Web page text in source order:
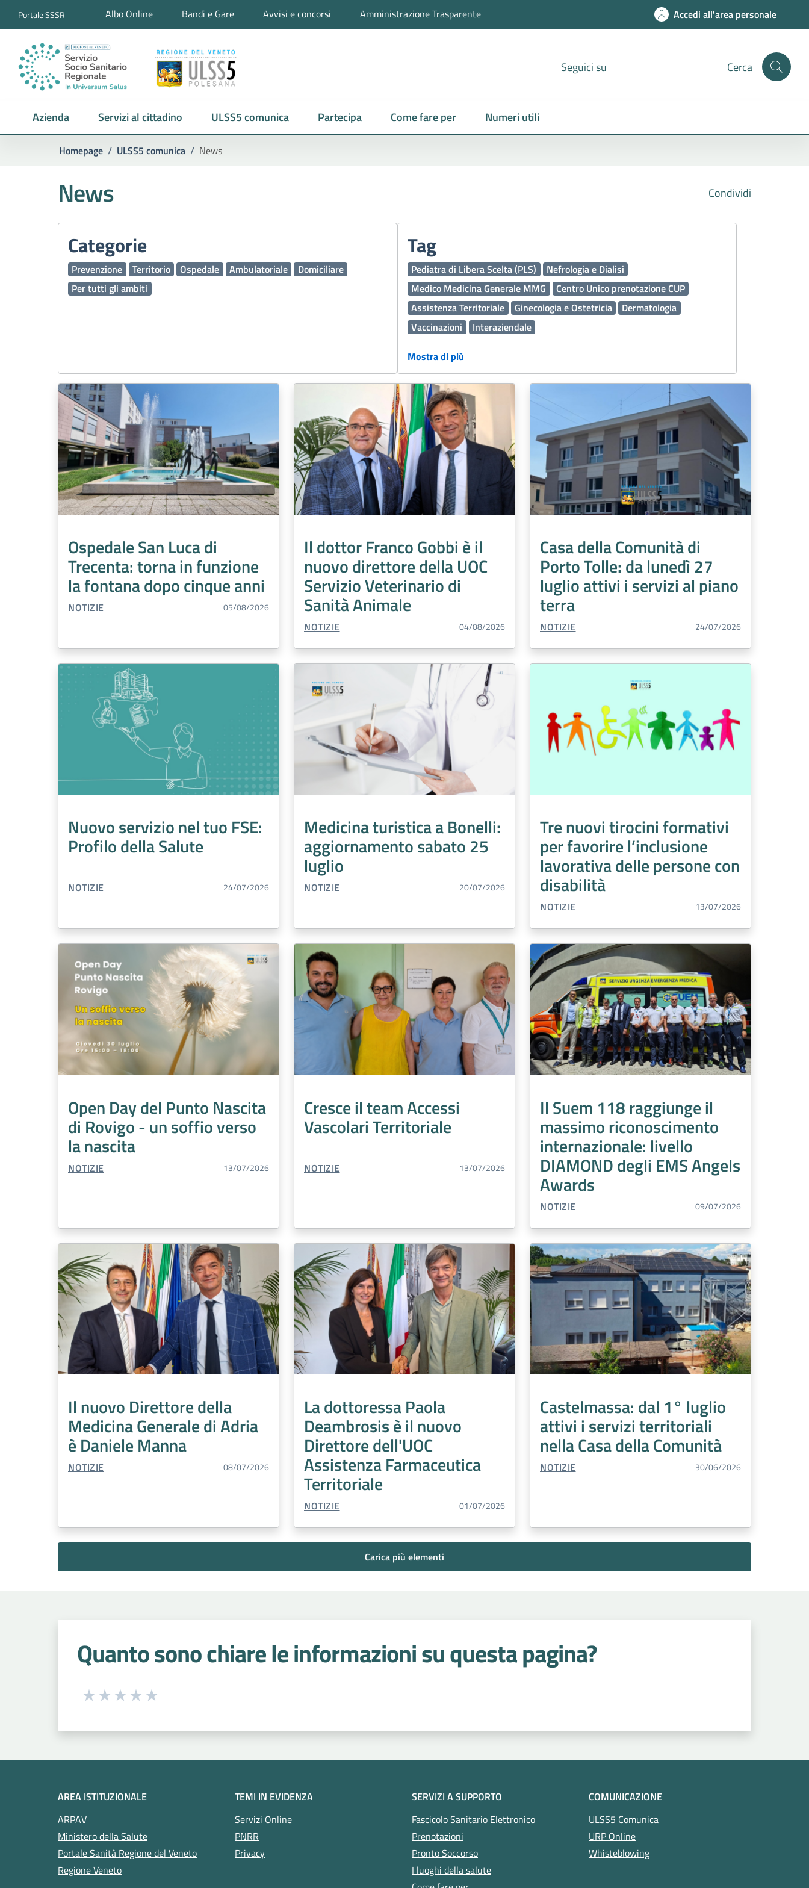
Portale SSSR Albo Online Bandi e Gare Avvisi e concorsi Amministrazione Trasparente Accedi all'area personale
Seguici su Cerca
Azienda Servizi al cittadino ULSS5 comunica Partecipa Come fare per Numeri utili
Homepage / ULSS5 comunica / News
Condividi
News
Categorie
Prevenzione Territorio Ospedale Ambulatoriale
Domiciliare
Per tutti gli ambiti
Tag
Pediatra di Libera Scelta (PLS)
Nefrologia e Dialisi
Medico Medicina Generale MMG
Centro Unico prenotazione CUP
Assistenza Territoriale
Ginecologia e Ostetricia
Dermatologia
Vaccinazioni
Interaziendale
Medicina Generale
Servizi Distrettuali
Operatori Socio Sanitari OSS
Continuità assistenziale ex Guardia Medica
Presidi Territoriali
Disabilità
Sport Igiene Alimenti Caldo
Prenotazioni
Fascicolo Sanitario Elettronico FSE
Medicina Trasfusionale
Inclusione
Oncologia
Edilizia Malattie Tumori Laboratorio Analisi
Cardiologia
Accreditamento
Salute Mentale Agricoltura
Percorso Nascita
Vaccini
Malattie rare Violenza di genere Chirurgia Generale
Turismo
Medicina generale
Prevenzione Esenzioni Urologia
Mostra di più
Ospedale San Luca di
Trecenta: torna in funzione
la fontana dopo cinque anni
TIPO CONTENUTO:
NOTIZIE 05/08/2026
Il dottor Franco Gobbi è il
nuovo direttore della UOC
Servizio Veterinario di
Sanità Animale
TIPO CONTENUTO:
NOTIZIE 04/08/2026
Casa della Comunità di
Porto Tolle: da lunedì 27
luglio attivi i servizi al piano
terra
TIPO CONTENUTO:
NOTIZIE 24/07/2026
Nuovo servizio nel tuo FSE:
Profilo della Salute
TIPO CONTENUTO:
NOTIZIE 24/07/2026
Medicina turistica a Bonelli:
aggiornamento sabato 25
luglio
TIPO CONTENUTO:
NOTIZIE 20/07/2026
Tre nuovi tirocini formativi
per favorire l’inclusione
lavorativa delle persone con
disabilità
TIPO CONTENUTO:
NOTIZIE 13/07/2026
Open Day del Punto Nascita
di Rovigo - un soffio verso
la nascita
TIPO CONTENUTO:
NOTIZIE 13/07/2026
Cresce il team Accessi
Vascolari Territoriale
TIPO CONTENUTO:
NOTIZIE 13/07/2026
Il Suem 118 raggiunge il
massimo riconoscimento
internazionale: livello
DIAMOND degli EMS Angels
Awards
TIPO CONTENUTO:
NOTIZIE 09/07/2026
Il nuovo Direttore della
Medicina Generale di Adria
è Daniele Manna
TIPO CONTENUTO:
NOTIZIE 08/07/2026
La dottoressa Paola
Deambrosis è il nuovo
Direttore dell'UOC
Assistenza Farmaceutica
Territoriale
TIPO CONTENUTO:
NOTIZIE 01/07/2026
Castelmassa: dal 1° luglio
attivi i servizi territoriali
nella Casa della Comunità
TIPO CONTENUTO:
NOTIZIE 30/06/2026
Carica più elementi
Quanto sono chiare le informazioni su questa pagina?
Seleziona una valutazione da 1 a 5 stelle
AREA ISTITUZIONALE
ARPAV
Ministero della Salute
Portale Sanità Regione del Veneto
Regione Veneto
TEMI IN EVIDENZA
Servizi Online
PNRR
Privacy
SERVIZI A SUPPORTO
Fascicolo Sanitario Elettronico
Prenotazioni
Pronto Soccorso
I luoghi della salute
COMUNICAZIONE
ULSS5 Comunica
URP Online
Whisteblowing